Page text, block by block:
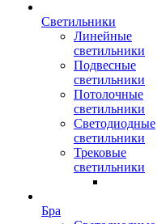
Светильники
Линейные
светильники
Подвесные
светильники
Потолочные
светильники
Светодиодные
светильники
Трековые
светильники
Бра